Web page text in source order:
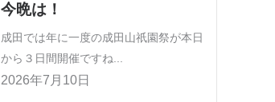
今晩は！
成田では年に一度の成田山祇園祭が本日
から３日間開催ですね...
2026年7月10日